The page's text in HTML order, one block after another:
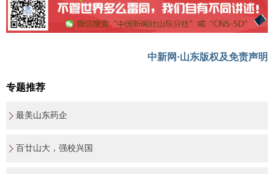
中新网·山东版权及免责声明
专题推荐
最美山东药企
百廿山大，强校兴国